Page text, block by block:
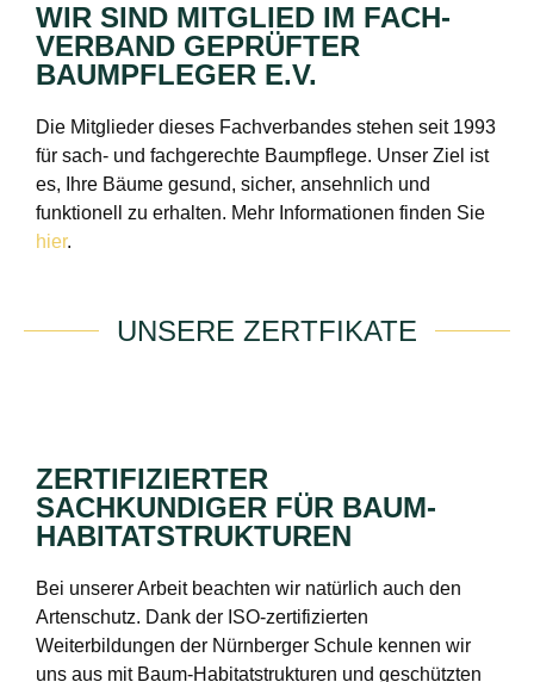
WIR SIND MITGLIED IM FACH­
VERBAND GEPRÜFTER
BAUMPFLEGER E.V.
Die Mitglieder dieses Fachverbandes stehen seit 1993
für sach- und fachgerechte Baumpflege. Unser Ziel ist
es, Ihre Bäume gesund, sicher, ansehnlich und
funktionell zu erhalten. Mehr Informationen finden Sie
hier.
UNSERE ZERTFIKATE
ZERTIFIZIERTER
SACHKUNDIGER FÜR BAUM-
HABITATSTRUKTUREN
Bei unserer Arbeit beachten wir natürlich auch den
Artenschutz. Dank der ISO-zertifizierten
Weiterbildungen der Nürnberger Schule kennen wir
uns aus mit Baum-Habitatstrukturen und geschützten